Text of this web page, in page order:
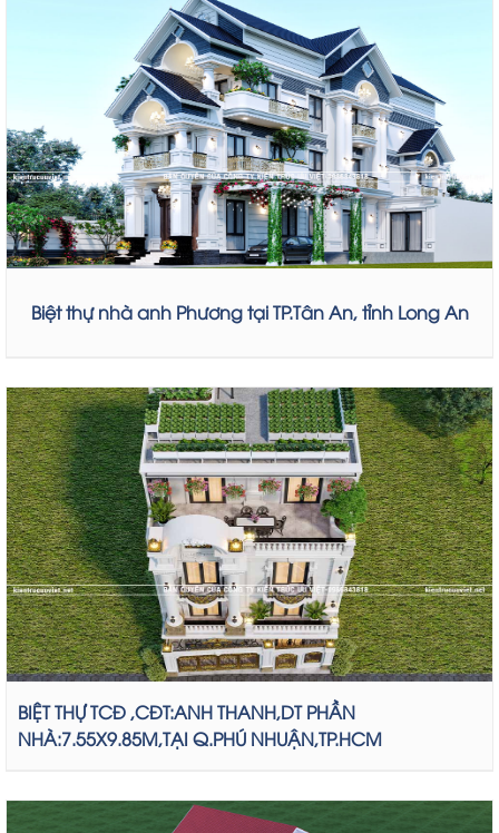
Biệt thự nhà anh Phương tại TP.Tân An, tỉnh Long An
BIỆT THỰ TCĐ ,CĐT:ANH THANH,DT PHẦN
NHÀ:7.55X9.85M,TẠI Q.PHÚ NHUẬN,TP.HCM